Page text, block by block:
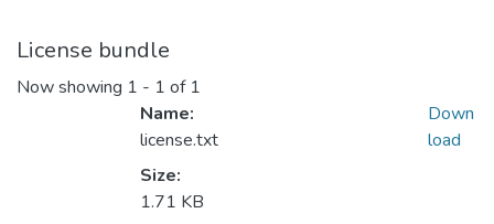
License bundle
Now showing 1 - 1 of 1
Name:
license.txt
Size:
1.71 KB
Down
load